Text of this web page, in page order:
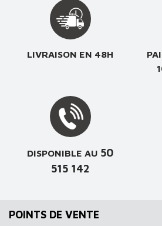
LIVRAISON EN 48H
DISPONIBLE AU 50
515 142
POINTS DE VENTE